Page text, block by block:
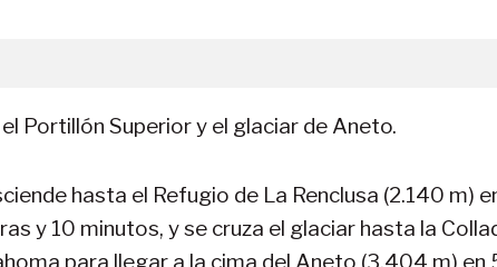
Portillón Superior y el glaciar de Aneto.
hasta el Refugio de La Renclusa (2.140 m)
y 10 minutos, y se cruza el glaciar hasta la
para llegar a la cima del Aneto (3.404 m) en